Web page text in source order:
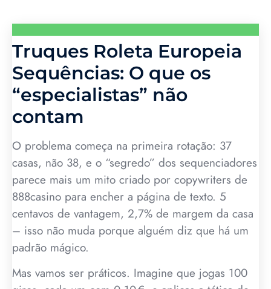
Truques Roleta Europeia
Sequências: O que os
“especialistas” não
contam
O problema começa na primeira rotação: 37
casas, não 38, e o “segredo” dos sequenciadores
parece mais um mito criado por copywriters de
888casino para encher a página de texto. 5
centavos de vantagem, 2,7% de margem da casa
– isso não muda porque alguém diz que há um
padrão mágico.
Mas vamos ser práticos. Imagine que jogas 100